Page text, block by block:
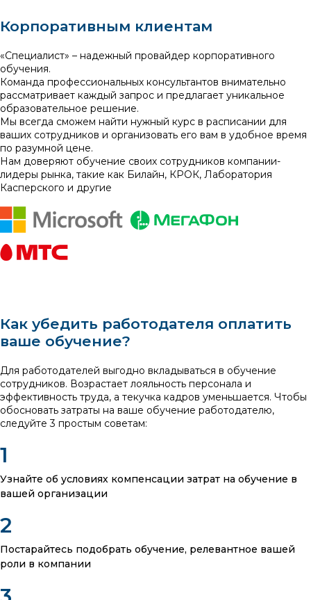
Корпоративным клиентам
«Специалист» – надежный провайдер корпоративного
обучения.
Команда профессиональных консультантов внимательно
рассматривает каждый запрос и предлагает уникальное
образовательное решение.
Мы всегда сможем найти нужный курс в расписании для
ваших сотрудников и организовать его вам в удобное время
по разумной цене.
Нам доверяют обучение своих сотрудников компании-
лидеры рынка, такие как Билайн, КРОК, Лаборатория
Касперского и другие
Как убедить работодателя оплатить
ваше обучение?
Для работодателей выгодно вкладываться в обучение
сотрудников. Возрастает лояльность персонала и
эффективность труда, а текучка кадров уменьшается. Чтобы
обосновать затраты на ваше обучение работодателю,
следуйте 3 простым советам:
Узнайте об условиях компенсации затрат на обучение в
вашей организации
Постарайтесь подобрать обучение, релевантное вашей
роли в компании